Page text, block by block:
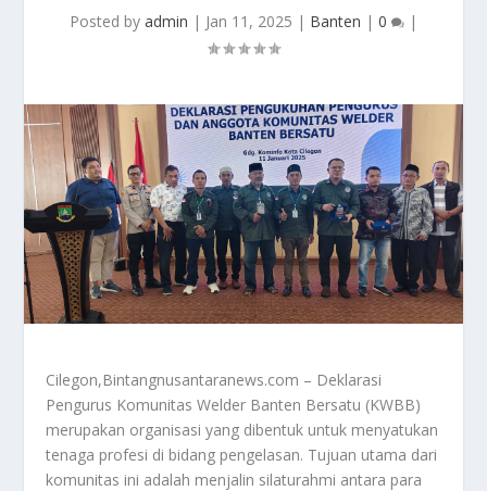
Posted by admin | Jan 11, 2025 | Banten | 0 |
Cilegon,Bintangnusantaranews.com – Deklarasi
Pengurus Komunitas Welder Banten Bersatu (KWBB)
merupakan organisasi yang dibentuk untuk menyatukan
tenaga profesi di bidang pengelasan. Tujuan utama dari
komunitas ini adalah menjalin silaturahmi antara para